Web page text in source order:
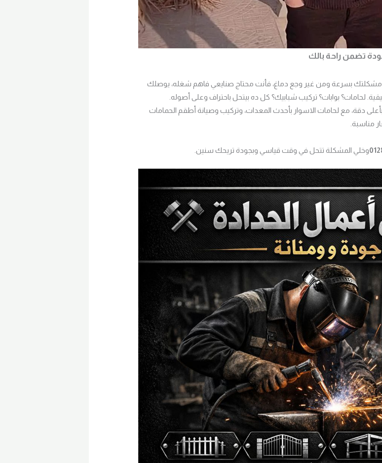
تضمن راحة بالك
مشكلتك بسرعة ومن غير وجع دماغ، فأنت محتاج صنايعي فاهم شغله، يوصلك
لحامات؟ بوابات؟ تركيب شبابيك؟ كل ده بيتحل باحتراف وعلى أصوله.
دقة، مع لحامات الاسوار بأحدث المعدات، وتركيب وصيانة أطقم الحمامات
مناسبة.
وخلي المشكلة تتحل في وقت قياسي وبجودة تريحك سنين.